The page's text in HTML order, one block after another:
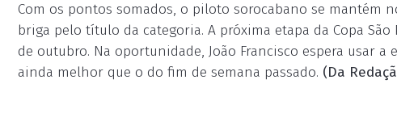
Com os pontos somados, o piloto sorocabano se mantém
briga pelo título da categoria. A próxima etapa da Copa São
de outubro. Na oportunidade, João Francisco espera usar
ainda melhor que o do fim de semana passado. (Da